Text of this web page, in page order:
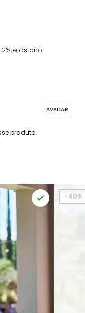
elastano
produto.
40%